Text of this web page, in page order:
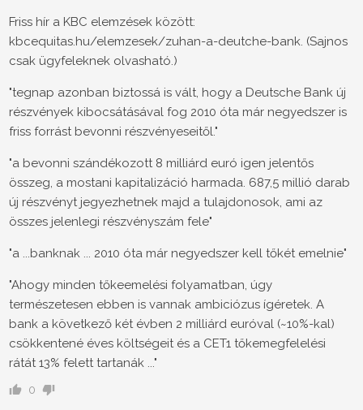
Friss hír a KBC elemzések között:
kbcequitas.hu/elemzesek/zuhan-a-deutche-bank. (Sajnos
csak ügyfeleknek olvasható.)
"tegnap azonban biztossá is vált, hogy a Deutsche Bank új
részvények kibocsátásával fog 2010 óta már negyedszer is
friss forrást bevonni részvényeseitől."
"a bevonni szándékozott 8 milliárd euró igen jelentős
összeg, a mostani kapitalizáció harmada. 687,5 millió darab
új részvényt jegyezhetnek majd a tulajdonosok, ami az
összes jelenlegi részvényszám fele"
"a ...banknak ... 2010 óta már negyedszer kell tőkét emelnie"
"Ahogy minden tőkeemelési folyamatban, úgy
természetesen ebben is vannak ambiciózus ígéretek. A
bank a következő két évben 2 milliárd euróval (~10%-kal)
csökkentené éves költségeit és a CET1 tőkemegfelelési
rátát 13% felett tartanák ..."
0